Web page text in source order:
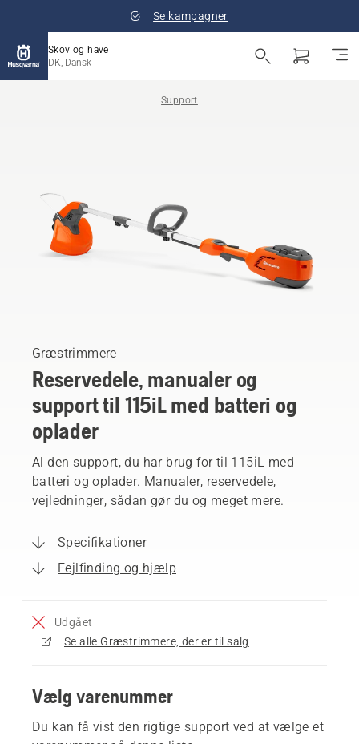
Se kampagner
Skov og have
DK, Dansk
Support
Græstrimmere
Reservedele, manualer og
support til 115iL med batteri og
oplader
Al den support, du har brug for til 115iL med
batteri og oplader. Manualer, reservedele,
vejledninger, sådan gør du og meget mere.
Specifikationer
Fejlfinding og hjælp
Udgået
Se alle Græstrimmere, der er til salg
Vælg varenummer
Du kan få vist den rigtige support ved at vælge et